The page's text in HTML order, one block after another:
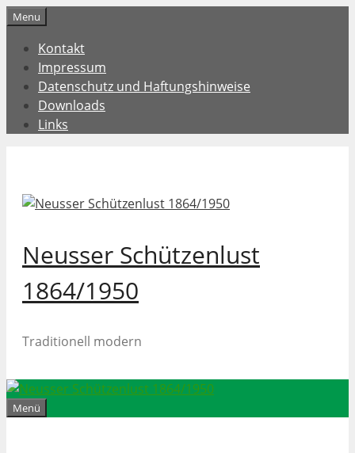
Zum
springen
Menu
Kontakt
Impressum
Datenschutz und Haftungshinweise
Downloads
Links
Neusser Schützenlust
1864/1950
Traditionell modern
Menü